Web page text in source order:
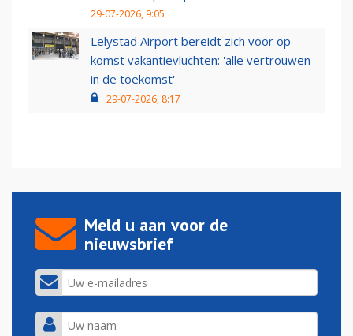
29-07-2026, 9:05
Lelystad Airport bereidt zich voor op
komst vakantievluchten: 'alle vertrouwen
in de toekomst'
29-07-2026, 8:17
Meld u aan voor de
nieuwsbrief